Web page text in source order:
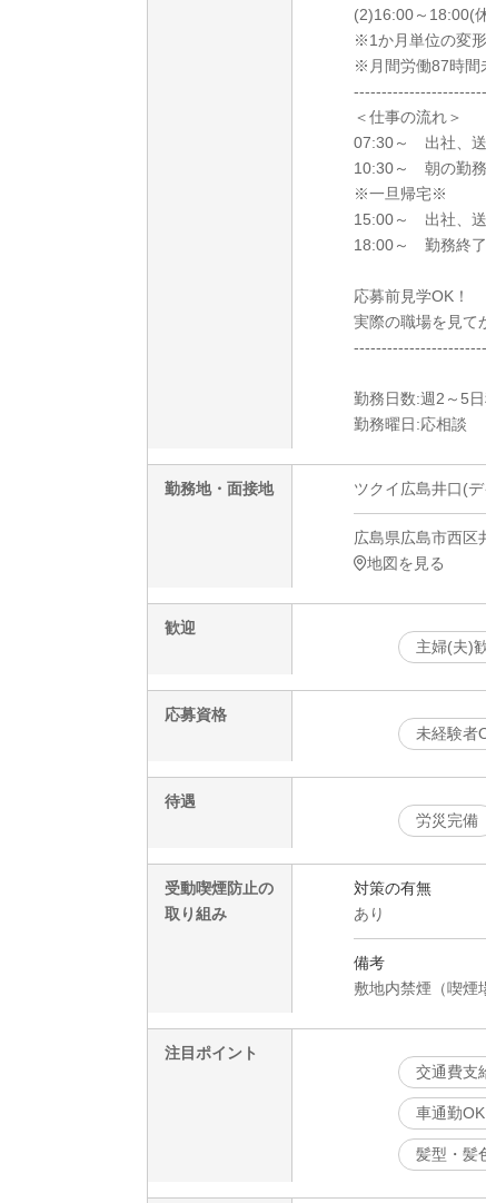
(2)16:00～18:00(
※1か月単位の変
※月間労働87時間
＜仕事の流れ＞
07:30～ 出社、
10:30～ 朝の勤
※一旦帰宅※
15:00～ 出社、
18:00～ 勤務終了
応募前見学OK！
実際の職場を見て
勤務日数:週2～5
勤務曜日:応相談
勤務地・面接地 ツクイ広島井口(
広島県広島市西区
地図を見る
歓迎
主婦(夫)
応募資格
未経験者
待遇
労災完備
受動喫煙防止の
取り組み
対策の有無
あり
備考
敷地内禁煙（喫煙
注目ポイント
交通費支
車通勤OK
髪型・髪